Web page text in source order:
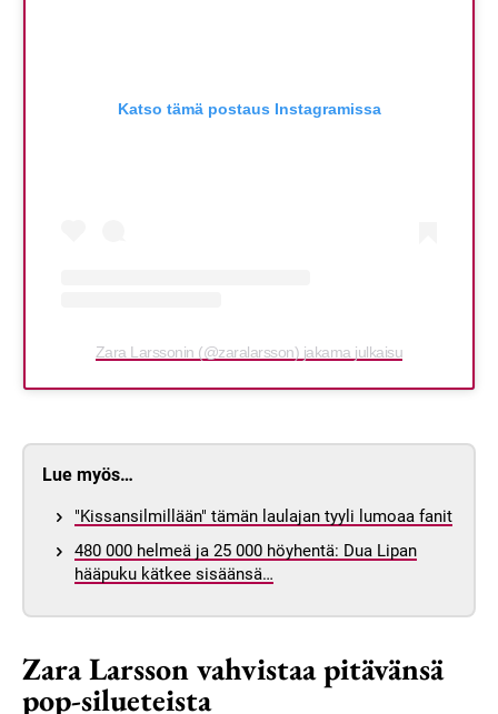
Katso tämä postaus Instagramissa
Zara Larssonin (@zaralarsson) jakama julkaisu
Lue myös…
"Kissansilmillään" tämän laulajan tyyli lumoaa fanit
480 000 helmeä ja 25 000 höyhentä: Dua Lipan
hääpuku kätkee sisäänsä…
Zara Larsson vahvistaa pitävänsä
pop-silueteista